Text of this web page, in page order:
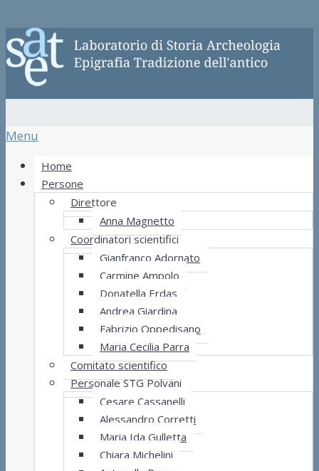
Menu
Home
Persone
Direttore
Anna Magnetto
Coordinatori scientifici
Gianfranco Adornato
Carmine Ampolo
Donatella Erdas
Andrea Giardina
Fabrizio Oppedisano
Maria Cecilia Parra
Comitato scientifico
Personale STG Polvani
Cesare Cassanelli
Alessandro Corretti
Maria Ida Gulletta
Chiara Michelini